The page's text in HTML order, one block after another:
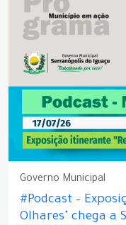
Governo Municipal
#Podcast –
Olhares" chega a